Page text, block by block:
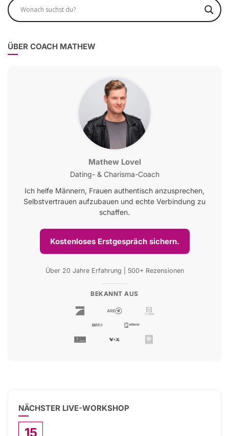
ÜBER COACH MATHEW
Mathew Lovel
Dating- & Charisma-Coach
Ich helfe Männern, Frauen authentisch anzusprechen,
Selbstvertrauen aufzubauen und echte Verbindung zu
schaffen.
Kostenloses Erstgespräch sichern.
Über 20 Jahre Erfahrung | 500+ Rezensionen
BEKANNT AUS
NÄCHSTER LIVE-WORKSHOP
15